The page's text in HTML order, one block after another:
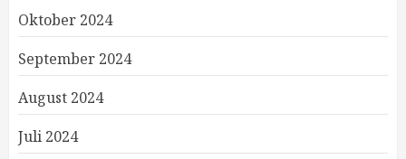
Oktober 2024
September 2024
August 2024
Juli 2024